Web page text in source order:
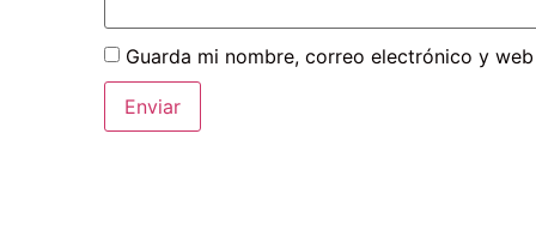
Guarda mi nombre, correo electrónico y